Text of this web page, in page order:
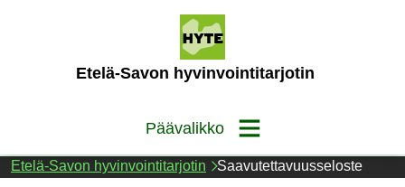
Etelä-Savon hyvinvointitarjotin
Päävalikko
Etelä-Savon hyvinvointitarjotin Saavutettavuusseloste